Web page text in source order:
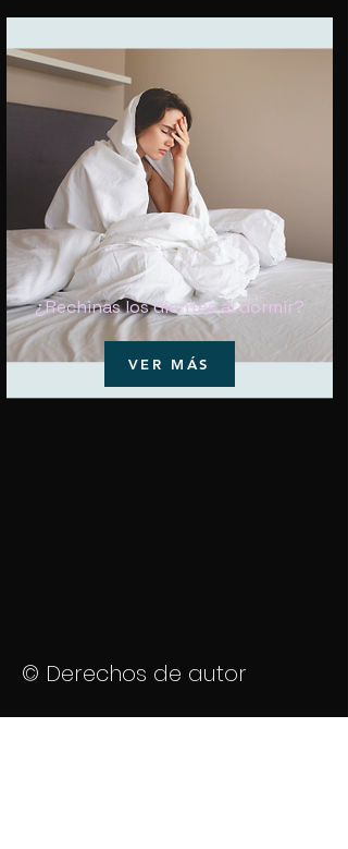
¿Rechinas los dientes al dormir?
VER MÁS
© Derechos de autor